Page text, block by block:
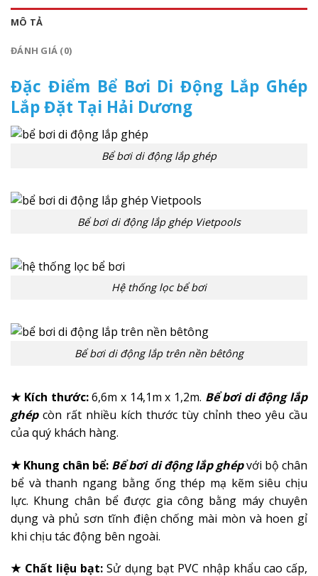
MÔ TẢ
ĐÁNH GIÁ (0)
Đặc Điểm Bể Bơi Di Động Lắp Ghép
Lắp Đặt Tại Hải Dương
Bể bơi di động lắp ghép
Bể bơi di động lắp ghép Vietpools
Hệ thống lọc bể bơi
Bể bơi di động lắp trên nền bêtông
★ Kích thước:6,6m x 14,1m x 1,2m. Bể bơi di động lắp
ghépcòn rất nhiều kích thước tùy chỉnh theo yêu cầu
của quý khách hàng.
★ Khung chân bể: Bể bơi di động lắp ghépvới bộ chân
bể và thanh ngang bằng ống thép mạ kẽm siêu chịu
lực. Khung chân bể được gia công bằng máy chuyên
dụng và phủ sơn tĩnh điện chống mài mòn và hoen gỉ
khi chịu tác động bên ngoài.
★ Chất liệu bạt: Sử dụng bạt PVC nhập khẩu cao cấp,